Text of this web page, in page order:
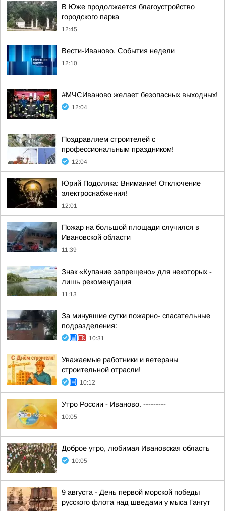
В Юже продолжается благоустройство
городского парка
12:45
Вести-Иваново. События недели
12:10
#МЧСИваново желает безопасных выходных!
12:04
Поздравляем строителей с
профессиональным праздником!
12:04
Юрий Подоляка: Внимание! Отключение
электроснабжения!
12:01
Пожар на большой площади случился в
Ивановской области
11:39
Знак «Купание запрещено» для некоторых -
лишь рекомендация
11:13
За минувшие сутки пожарно- спасательные
подразделения:
10:31
Уважаемые работники и ветераны
строительной отрасли!
10:12
Утро России - Иваново. ---------
10:05
Доброе утро, любимая Ивановская область
10:05
9 августа - День первой морской победы
русского флота над шведами у мыса Гангут